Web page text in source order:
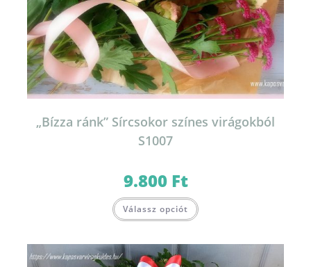
„Bízza ránk” Sírcsokor színes virágokból
S1007
9.800 Ft
Válassz opciót